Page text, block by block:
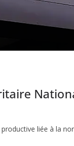
liée à la